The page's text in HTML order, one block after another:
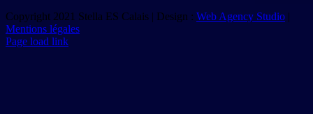
Copyright 2021 Stella ES Calais | Design : Web Agency Studio |
Mentions légales
Page load link